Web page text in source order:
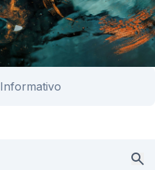
Informativo